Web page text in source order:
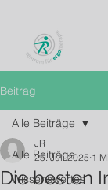
Beitrag
Alle Beiträge
Wissenswertes
Alle Beiträge
Die besten
JR
25. Juli 2025 1